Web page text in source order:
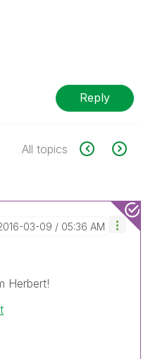
Reply
All topics
03-09 05:36 AM
Herbert!